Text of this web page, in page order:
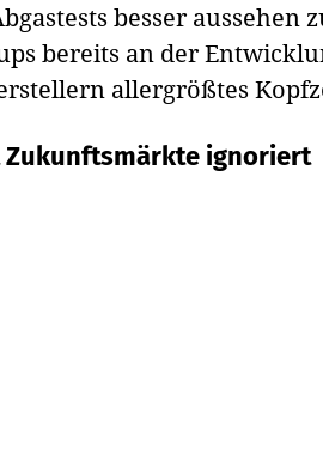
besser aussehen
bereits an der
allergrößtes
Zukunftsmärkte ignoriert